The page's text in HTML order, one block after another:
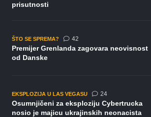
prisutnosti
ŠTO SE SPREMA? 42komentara
Premijer Grenlanda zagovara neovisnost
od Danske
EKSPLOZIJA U LAS VEGASU 24komentara
Osumnjičeni za eksploziju Cybertrucka
nosio je majicu ukrajinskih neonacista